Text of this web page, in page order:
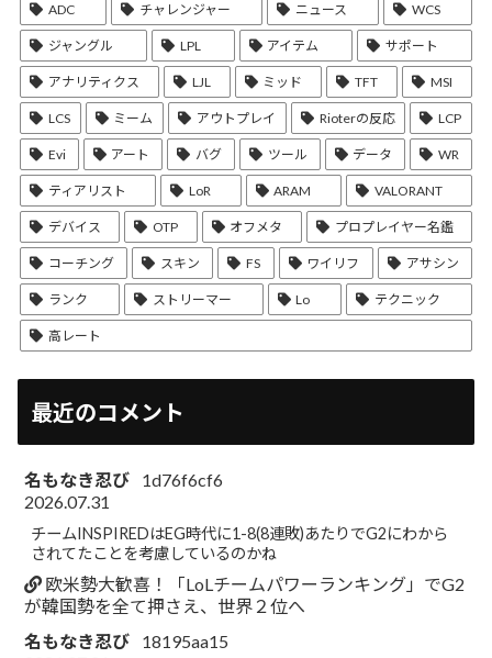
ADC チャレンジャー ニュース WCS
ジャングル LPL アイテム サポート
アナリティクス LJL ミッド TFT MSI
LCS ミーム アウトプレイ Rioterの反応 LCP
Evi アート バグ ツール データ WR
ティアリスト LoR ARAM VALORANT
デバイス OTP オフメタ プロプレイヤー名鑑
コーチング スキン FS ワイリフ アサシン
ランク ストリーマー Lo テクニック
高レート
最近のコメント
名もなき忍び
1d76f6cf6
2026.07.31
チームINSPIREDはEG時代に1-8(8連敗)あたりでG2にわから
されてたことを考慮しているのかね
欧米勢大歓喜！「LoLチームパワーランキング」でG2
が韓国勢を全て押さえ、世界２位へ
名もなき忍び
18195aa15